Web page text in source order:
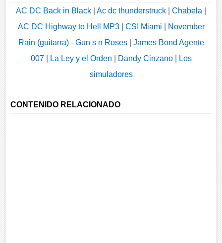
AC DC Back in Black Ac dc thunderstruck Chabela
AC DC Highway to Hell MP3| CSI Miami
November
Rain (guitarra) - Gun s n Roses| James Bond Agente
007| La Ley y el Orden Dandy Cinzano|
Los
simuladores
CONTENIDO RELACIONADO